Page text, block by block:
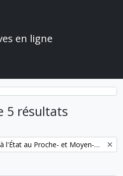
en ligne
5 résultats
Jean-Louis Huot. Du Village à l'État au Proche- et Moyen-Orient